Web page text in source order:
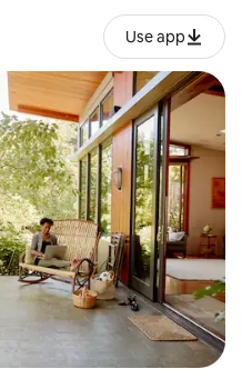
Use app